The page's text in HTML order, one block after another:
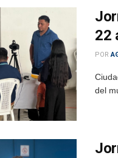
22
POR
del